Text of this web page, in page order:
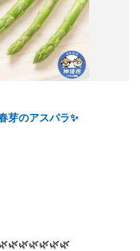
芽のアスパラ✨